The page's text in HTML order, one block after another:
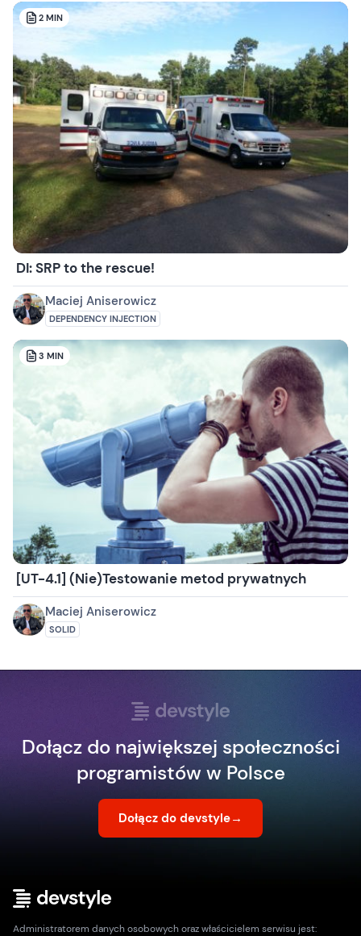
2 MIN
DI: SRP to the rescue!
Maciej Aniserowicz
DEPENDENCY INJECTION
3 MIN
[UT-4.1] (Nie)Testowanie metod prywatnych
Maciej Aniserowicz
SOLID
Dołącz do największej społeczności
programistów w Polsce
Dołącz do devstyle→
Administratorem danych osobowych oraz właścicielem serwisu jest: